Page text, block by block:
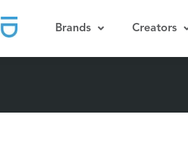
Brands Creators